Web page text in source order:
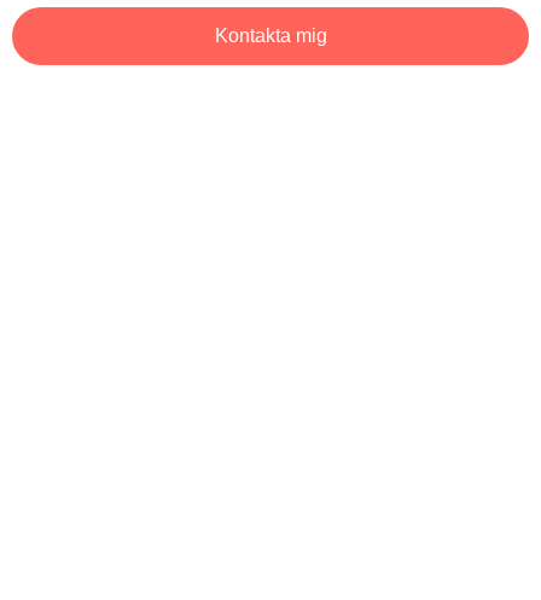
Kontakta mig